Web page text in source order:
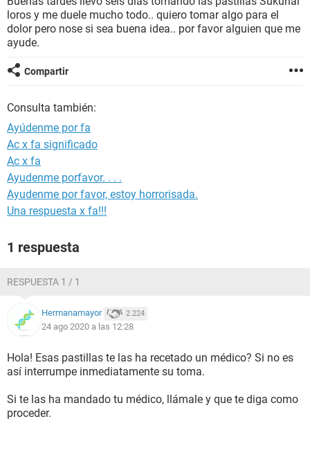
SEXUALIDAD
GLOSARIO
loros y me duele mucho todo.. quiero tomar algo para el
dolor pero nose si sea buena idea.. por favor alguien que me
ayude.
Compartir
Consulta también:
Ayúdenme por fa
Ac x fa significado
Ac x fa
Ayudenme porfavor. . . .
Ayudenme por favor, estoy horrorisada.
Una respuesta x fa!!!
1 respuesta
RESPUESTA 1 / 1
Hermanamayor 2.224
24 ago 2020 a las 12:28
Hola! Esas pastillas te las ha recetado un médico? Si no es
así interrumpe inmediatamente su toma.
Si te las ha mandado tu médico, llámale y que te diga como
proceder.